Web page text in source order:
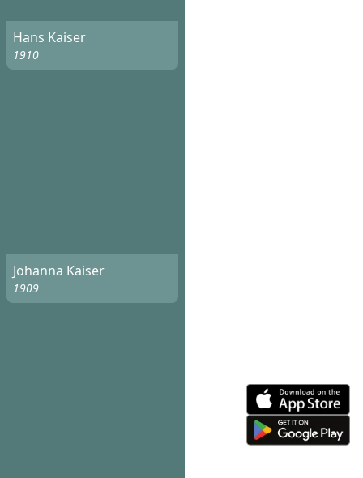
Hans Kaiser
1910
Johanna Kaiser
1909